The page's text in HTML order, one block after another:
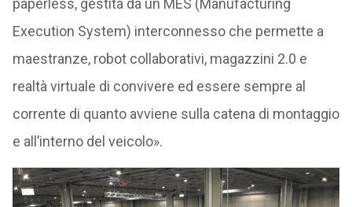
paperless, gestita da un MES (Manufacturing
Execution System) interconnesso che permette a
maestranze, robot collaborativi, magazzini 2.0 e
realtà virtuale di convivere ed essere sempre al
corrente di quanto avviene sulla catena di montaggio
e all’interno del veicolo».